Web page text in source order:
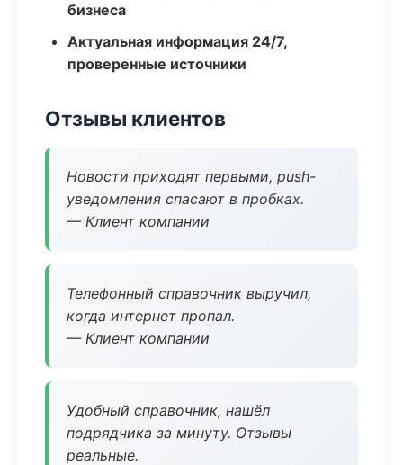
бизнеса
Актуальная информация 24/7,
проверенные источники
Отзывы клиентов
Новости приходят первыми, push-
уведомления спасают в пробках.
— Клиент компании
Телефонный справочник выручил,
когда интернет пропал.
— Клиент компании
Удобный справочник, нашёл
подрядчика за минуту. Отзывы
реальные.